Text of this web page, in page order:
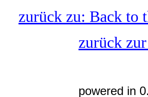
zurück zu: Back to
zurück
powered in